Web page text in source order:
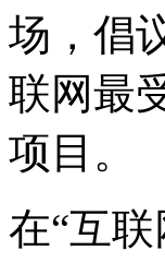
场，倡
联网最
项目。
在“互